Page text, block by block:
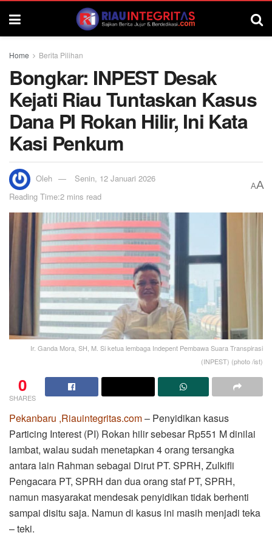
Home Berita Pilihan
Bongkar: INPEST Desak
Kejati Riau Tuntaskan Kasus
Dana PI Rokan Hilir, Ini Kata
Kasi Penkum
Oleh
Senin, 12 Januari 2026
Reading Time:2 mins read
AA
Ir. Ganda Mora, SH, M. Si ketua lembaga Indepent Pembawa Suara Transpirasi
(INPEST) (photo /ist)
0
SHARES
Pekanbaru ,Riauintegritas.com– Penyidikan kasus
Particing Interest (PI) Rokan hilir sebesar Rp551 M dinilai
lambat, walau sudah menetapkan 4 orang tersangka
antara lain Rahman sebagai Dirut PT. SPRH, Zulkifli
Pengacara PT, SPRH dan dua orang staf PT, SPRH,
namun masyarakat mendesak penyidikan tidak berhenti
sampai disitu saja. Namun di kasus ini masih menjadi teka
– teki.